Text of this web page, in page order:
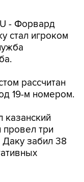
- Форвард
стал игроком
рассчитан
19-м номером.
провел три
Даку забил 38